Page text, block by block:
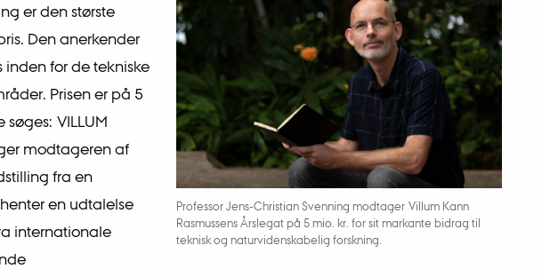
Professor Jens-Christian Svenning modtager Villum Kann
Rasmussens Årslegat på 5 mio. kr. for sit markante bidrag til
teknisk og naturvidenskabelig forskning.
er den største
Den anerkender
for de tekniske
Prisen er på 5
VILLUM
modtageren af
fra en
en udtalelse
internationale